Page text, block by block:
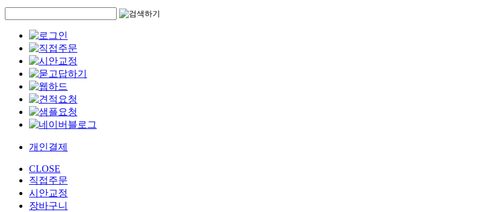
개인결제
CLOSE
직접주문
시안교정
장바구니